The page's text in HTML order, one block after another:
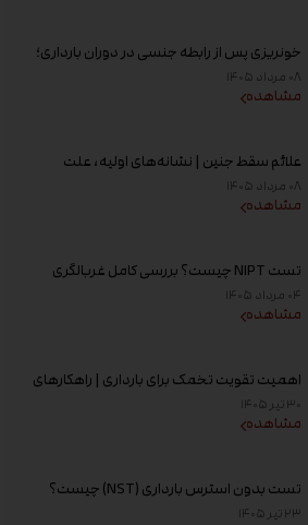
خونریزی پس از رابطه جنسی در دوران بارداری؛
علت و زمان مراجعه به پزشک
۰۸ مرداد ۱۴۰۵
مشاهده
علائم سقط جنین | نشانه‌های اولیه، علت
خونریزی، عوامل خطر و زمان مراجعه به پزشک
۰۸ مرداد ۱۴۰۵
مشاهده
تست NIPT چیست؟ بررسی کامل غربالگری
غیر تهاجمی پیش از تولد، زمان انجام و تفسیر
جواب
۰۴ مرداد ۱۴۰۵
مشاهده
اهمیت تقویت تخمک برای بارداری | راهکارهای
افزایش کیفیت تخمک و شانس باروری
۳۰ تیر ۱۴۰۵
مشاهده
تست بدون استرس بارداری (NST) چیست؟
زمان انجام و تفسیر نتیجه
۲۳ تیر ۱۴۰۵